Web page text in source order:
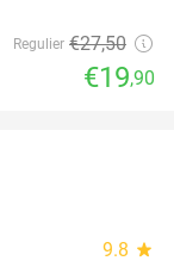
Regulier €27,50
€19,90
9.8 star